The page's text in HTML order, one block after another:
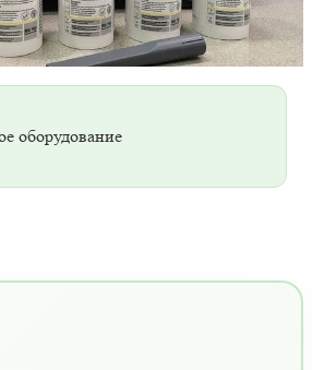
оборудование